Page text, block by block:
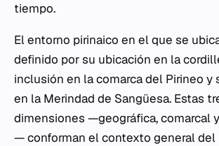
tiempo.
El entorno pirinaico en el que se
definido por su ubicación en la
inclusión en la comarca del Pirineo y
en la Merindad de Sangüesa. Estas
dimensiones —geográfica, comarcal
— conforman el contexto general del